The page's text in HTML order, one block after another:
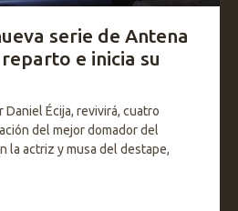
serie de Antena
e inicia su
Daniel Écija, revivirá, cuatro
del mejor domador del
la actriz y musa del destape,